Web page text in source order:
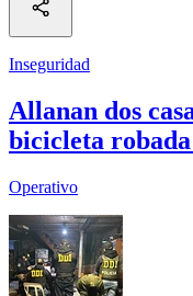
Inseguridad
Allanan dos
bicicleta robada
Operativo